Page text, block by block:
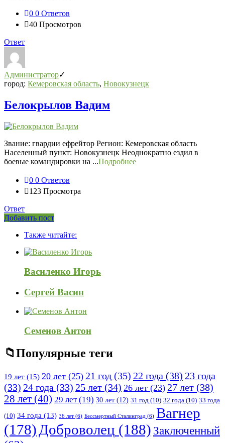
0 0 Ответов
40 Просмотров
Ответ
Администратор
город: Кемеровская область, Новокузнецк
Белокрылов Вадим
Звание: гвардии ефрейтор Регион: Кемеровская область
Населенный пункт: Новокузнецк Неоднократно ездил в
боевые командировки на ...Подробнее
0 0 Ответов
123 Просмотра
Ответ
Боковая
Добавить пост
120x600Также читайте:
Василенко Игорь
Сергей Васин
Семенов Антон
Популярные теги
19 лет (15) 20 лет (25) 21 год (35) 22 года (38) 23 года
(33) 24 года (33) 25 лет (34) 26 лет (23) 27 лет (38)
28 лет (40) 29 лет(19) 30 лет (12) 31 год (10) 32 года (10) 33 года
(10) 34 года (13) 36 лет (6) Бессмертный Сталинград (6) Вагнер
(178) Доброволец (188) Заключенный